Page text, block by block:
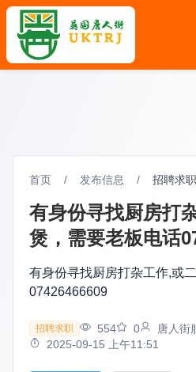
首页 / 发布信息 / 招聘求职
有身份寻找厨房打
煲，需要老板电话
有身份寻找厨房打杂工作,或
07426466609
招聘求职 554 0
唐人街
2025-09-15 上午11:51